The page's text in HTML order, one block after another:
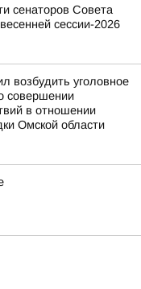
сенаторов Совета
сессии-2026
возбудить уголовное
совершении
в отношении
Омской области